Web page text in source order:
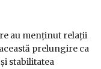
au menținut relații
prelungire ca
stabilitatea